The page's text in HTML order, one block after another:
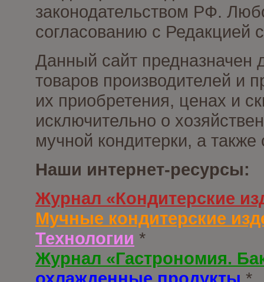
законодательством РФ.
согласованию с Редакцией
Данный сайт предназначен
товаров производителей и
их приобретения, ценах и
исключительно о
мучной кондитерки, а
Наши интернет-ресурсы:
Журнал «Кондитерские
Мучные кондитерские
Технологии *
Журнал «Гастрономия.